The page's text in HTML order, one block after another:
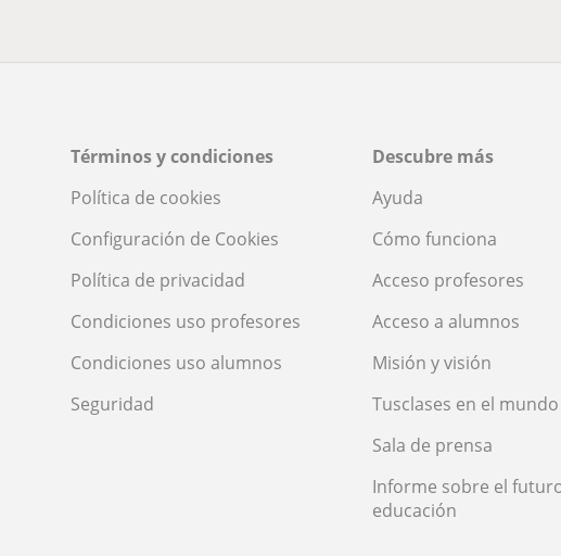
Términos y condiciones
Política de cookies
Configuración de Cookies
Política de privacidad
Condiciones uso profesores
Condiciones uso alumnos
Seguridad
Descubre más
Ayuda
Cómo funciona
Acceso profesores
Acceso a alumnos
Misión y visión
Tusclases en el mundo
Sala de prensa
Informe sobre el
educación